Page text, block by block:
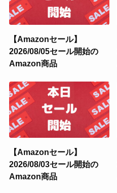
【Amazonセール】
2026/08/05セール開始の
Amazon商品
【Amazonセール】
2026/08/03セール開始の
Amazon商品